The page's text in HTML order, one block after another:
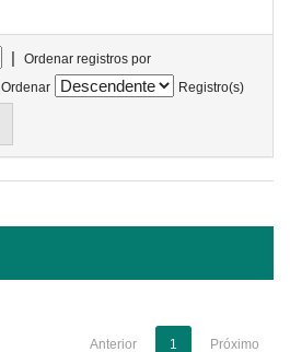
|
Ordenar registros por
Ordenar
Registro(s)
Anterior 1 Próximo